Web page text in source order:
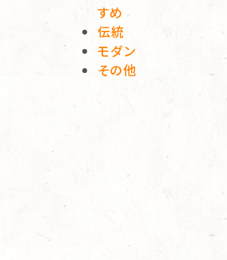
すめ
伝統
モダン
その他